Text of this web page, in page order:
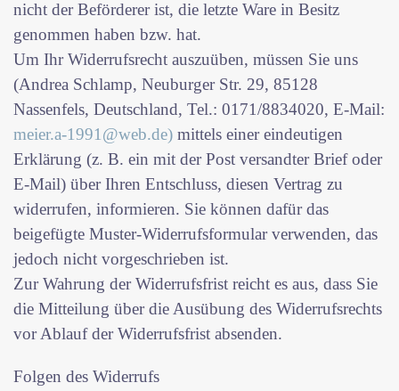
nicht der Beförderer ist, die letzte Ware in Besitz
genommen haben bzw. hat.
Um Ihr Widerrufsrecht auszuüben, müssen Sie uns
(Andrea Schlamp, Neuburger Str. 29, 85128
Nassenfels, Deutschland, Tel.: 0171/8834020, E-Mail:
meier.a-1991@web.de) mittels einer eindeutigen
Erklärung (z. B. ein mit der Post versandter Brief oder
E-Mail) über Ihren Entschluss, diesen Vertrag zu
widerrufen, informieren. Sie können dafür das
beigefügte Muster-Widerrufsformular verwenden, das
jedoch nicht vorgeschrieben ist.
Zur Wahrung der Widerrufsfrist reicht es aus, dass Sie
die Mitteilung über die Ausübung des Widerrufsrechts
vor Ablauf der Widerrufsfrist absenden.
Folgen des Widerrufs